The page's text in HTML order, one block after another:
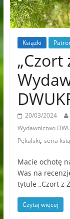
Książki
„Czort
20/03/2024
Wydawnictwo
Pękalski, seria
Macie ochotę
Was na
tytule „Czort z
Czytaj więcej